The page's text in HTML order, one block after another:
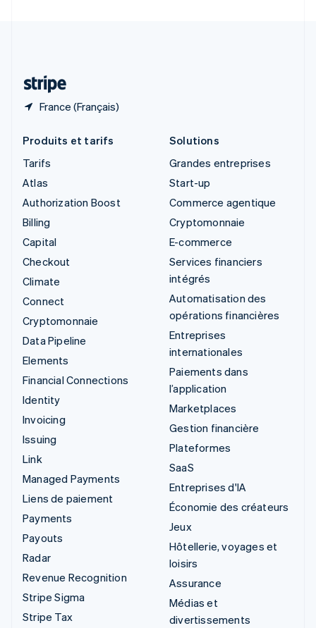
France (Français)
Produits et tarifs
Tarifs
Atlas
Authorization Boost
Billing
Capital
Checkout
Climate
Connect
Cryptomonnaie
Data Pipeline
Elements
Financial Connections
Identity
Invoicing
Issuing
Link
Managed Payments
Liens de paiement
Payments
Payouts
Radar
Revenue Recognition
Stripe Sigma
Stripe Tax
Solutions
Grandes entreprises
Start-up
Commerce agentique
Cryptomonnaie
E-commerce
Services financiers
intégrés
Automatisation des
opérations financières
Entreprises
internationales
Paiements dans
l’application
Marketplaces
Gestion financière
Plateformes
SaaS
Entreprises d'IA
Économie des créateurs
Jeux
Hôtellerie, voyages et
loisirs
Assurance
Médias et
divertissements